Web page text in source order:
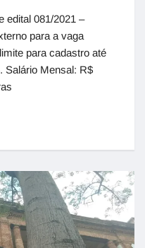
edital 081/2021 –
para a vaga
para cadastro até
Salário Mensal: R$